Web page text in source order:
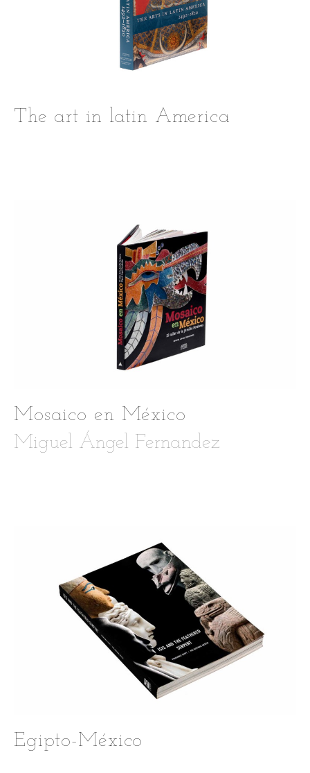
The art in latin America
Mosaico en México
Miguel Ángel Fernandez
Egipto-México